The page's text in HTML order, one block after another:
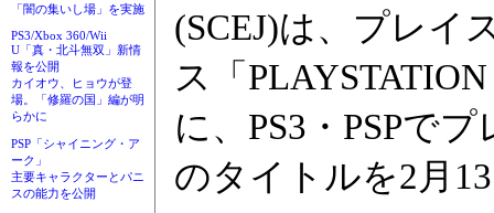
「闇の集いし場」を実施
PS3/Xbox 360/Wii
U「真・北斗無双」新情
報を公開
カイオウ、ヒョウが登
場。「修羅の国」編が明
らかに
PSP「シャイニング・ア
ーク」
主要キャラクターとパニ
スの能力を公開
(SCEJ)は、プレイ
ス「
に、PS3・PSPで
のタイトルを2月